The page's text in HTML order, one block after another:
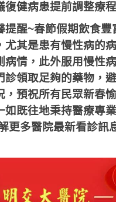
復健病患提前調整療
提醒~春節假期飲食豐
尤其是患有慢性病的
病情，此外服用慢性
診領取足夠的藥物，
，預祝所有民眾新春
如既往地秉持醫療專
更多醫院最新看診訊